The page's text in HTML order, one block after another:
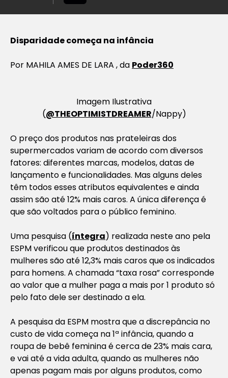
Disparidade começa na infância
Por MAHILA AMES DE LARA , da Poder360
Imagem Ilustrativa
(@THEOPTIMISTDREAMER/Nappy)
O preço dos produtos nas prateleiras dos
supermercados variam de acordo com diversos
fatores: diferentes marcas, modelos, datas de
lançamento e funcionalidades. Mas alguns deles
têm todos esses atributos equivalentes e ainda
assim são até 12% mais caros. A única diferença é
que são voltados para o público feminino.
Uma pesquisa (íntegra) realizada neste ano pela
ESPM verificou que produtos destinados às
mulheres são até 12,3% mais caros que os indicados
para homens. A chamada “taxa rosa” corresponde
ao valor que a mulher paga a mais por 1 produto só
pelo fato dele ser destinado a ela.
A pesquisa da ESPM mostra que a discrepância no
custo de vida começa na 1ª infância, quando a
roupa de bebê feminina é cerca de 23% mais cara,
e vai até a vida adulta, quando as mulheres não
apenas pagam mais por alguns produtos, como